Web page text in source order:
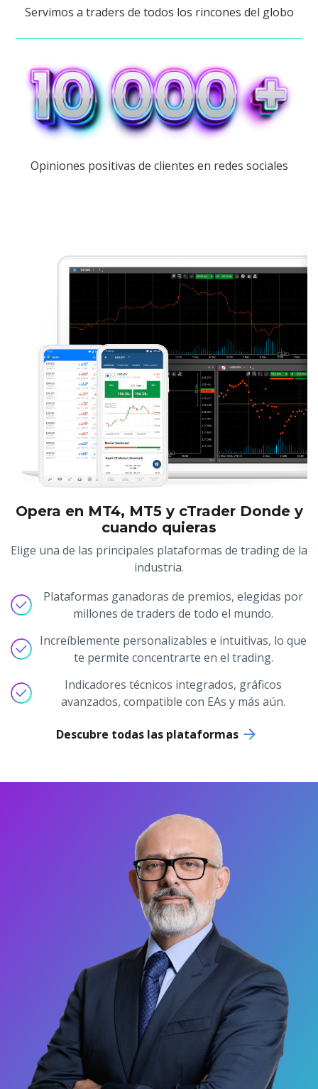
Servimos a traders de todos los rincones del globo
Opiniones positivas de clientes en redes sociales
Opera en MT4, MT5 y cTrader Donde y
cuando quieras
Elige una de las principales plataformas de trading de la
industria.
Plataformas ganadoras de premios, elegidas por
millones de traders de todo el mundo.
Increíblemente personalizables e intuitivas, lo que
te permite concentrarte en el trading.
Indicadores técnicos integrados, gráficos
avanzados, compatible con EAs y más aún.
Descubre todas las plataformas